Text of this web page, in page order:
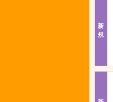
新
規